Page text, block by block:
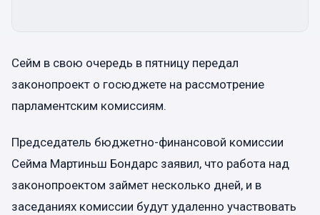
Сейм в свою очередь в пятницу передал
законопроект о госюджете на рассмотрение
парламентским комиссиям.
Председатель бюджетно-финансовой комиссии
Сейма Мартиньш Бондарс заявил, что работа над
законопроектом займет несколько дней, и в
заседаниях комиссии будут удаленно участвовать